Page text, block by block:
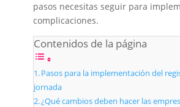
pasos necesitas seguir para
complicaciones.
Contenidos de la página
Pasos para la implementación del
jornada
¿Qué cambios deben hacer las